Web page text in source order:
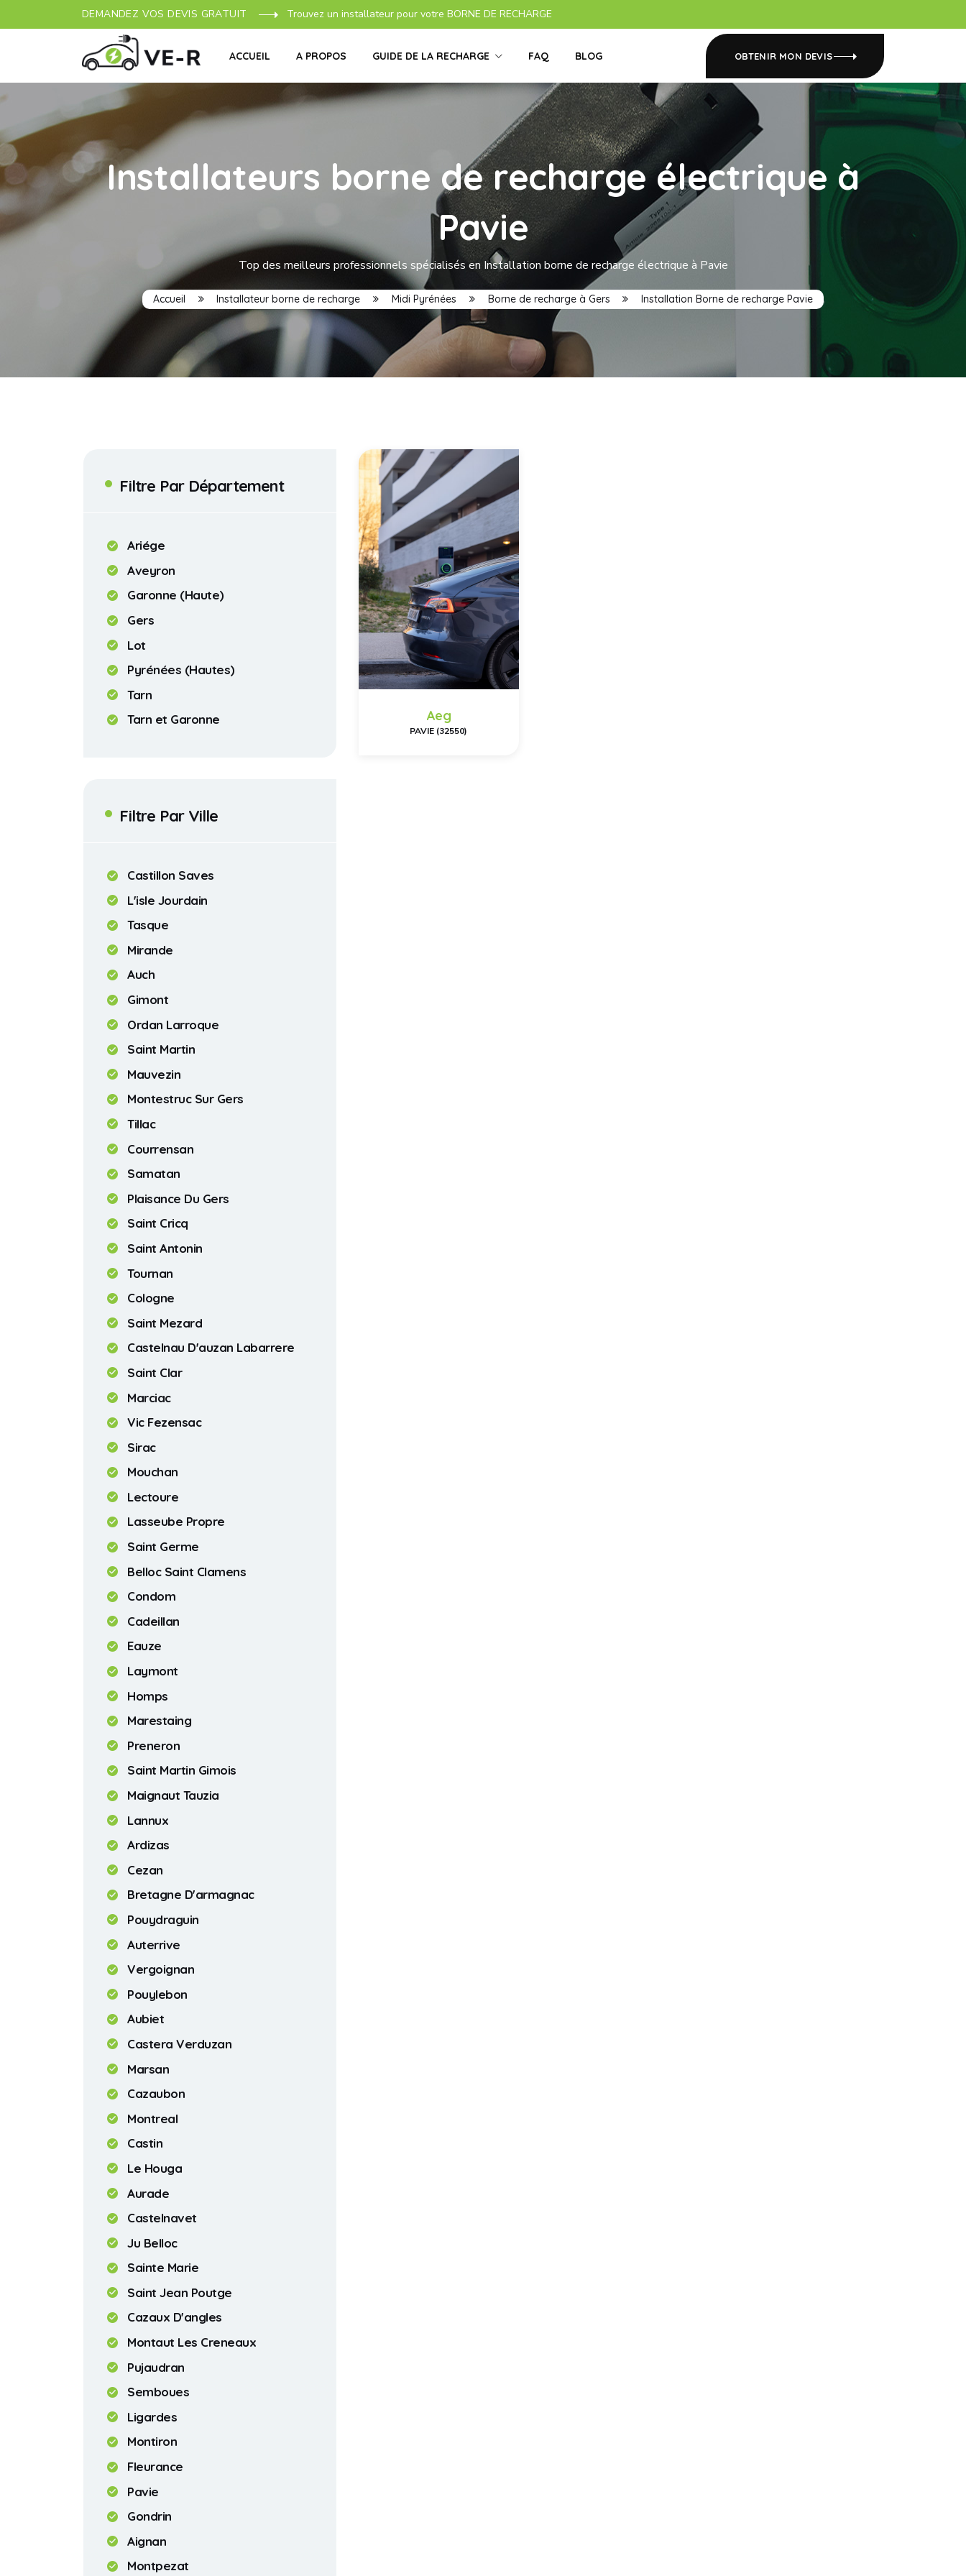
DEMANDEZ VOS DEVIS GRATUIT Trouvez un installateur pour votre BORNE DE RECHARGE
ACCUEIL A PROPOS GUIDE DE LA RECHARGE FAQ BLOG OBTENIR MON DEVIS
Installateurs borne de recharge électrique à
Pavie
Top des meilleurs professionnels spécialisés en Installation borne de recharge électrique à Pavie
Accueil Installateur borne de recharge Midi Pyrénées Borne de recharge à Gers Installation Borne de recharge Pavie
Filtre Par Département
Ariége
Aveyron
Garonne (Haute)
Gers
Lot
Pyrénées (Hautes)
Tarn
Tarn et Garonne
Filtre Par Ville
Castillon Saves
L'isle Jourdain
Tasque
Mirande
Auch
Gimont
Ordan Larroque
Saint Martin
Mauvezin
Montestruc Sur Gers
Tillac
Courrensan
Samatan
Plaisance Du Gers
Saint Cricq
Saint Antonin
Tournan
Cologne
Saint Mezard
Castelnau D'auzan Labarrere
Saint Clar
Marciac
Vic Fezensac
Sirac
Mouchan
Lectoure
Lasseube Propre
Saint Germe
Belloc Saint Clamens
Condom
Cadeillan
Eauze
Laymont
Homps
Marestaing
Preneron
Saint Martin Gimois
Maignaut Tauzia
Lannux
Ardizas
Cezan
Bretagne D'armagnac
Pouydraguin
Auterrive
Vergoignan
Pouylebon
Aubiet
Castera Verduzan
Marsan
Cazaubon
Montreal
Castin
Le Houga
Aurade
Castelnavet
Ju Belloc
Sainte Marie
Saint Jean Poutge
Cazaux D'angles
Montaut Les Creneaux
Pujaudran
Semboues
Ligardes
Montiron
Fleurance
Pavie
Gondrin
Aignan
Montpezat
Aeg
PAVIE (32550)